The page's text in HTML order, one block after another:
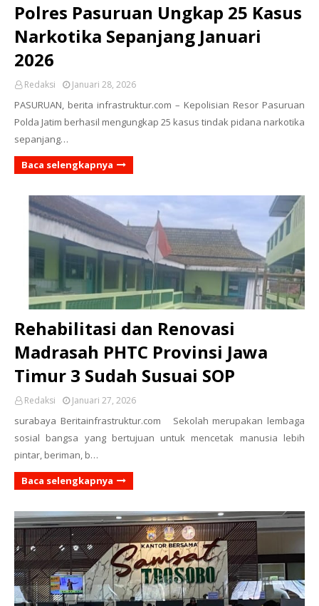
Polres Pasuruan Ungkap 25 Kasus
Narkotika Sepanjang Januari
2026
Redaksi Januari 28, 2026
PASURUAN, berita infrastruktur.com – Kepolisian Resor Pasuruan
Polda Jatim berhasil mengungkap 25 kasus tindak pidana narkotika
sepanjang…
Baca selengkapnya
Rehabilitasi dan Renovasi
Madrasah PHTC Provinsi Jawa
Timur 3 Sudah Susuai SOP
Redaksi Januari 27, 2026
surabaya Beritainfrastruktur.com Sekolah merupakan lembaga
sosial bangsa yang bertujuan untuk mencetak manusia lebih
pintar, beriman, b…
Baca selengkapnya